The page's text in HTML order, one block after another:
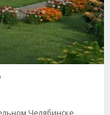
Челябинске